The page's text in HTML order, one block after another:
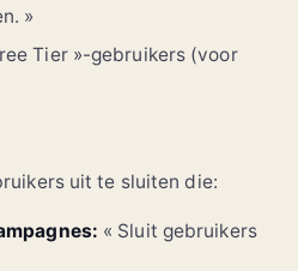
»
Tier »-gebruikers (voor
uit te sluiten die:
« Sluit gebruikers